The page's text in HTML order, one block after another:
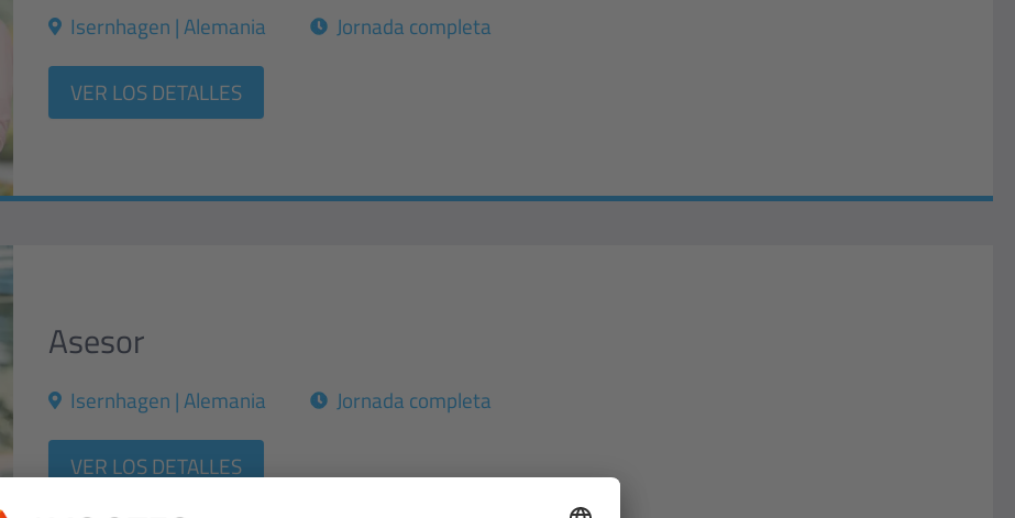
Isernhagen | Alemania Jornada completa
VER LOS DETALLES
Asesor
Isernhagen | Alemania Jornada completa
VER LOS DETALLES